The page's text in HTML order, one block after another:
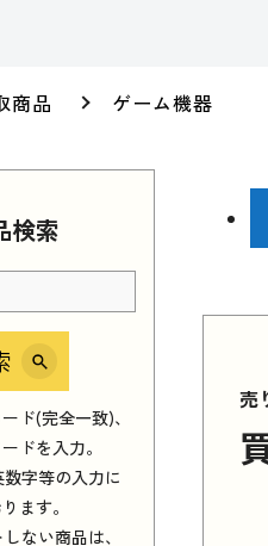
商品 ゲーム機器
検索
ド(完全一致)、
ドを入力。
数字等の入力に
ます。
ない商品は、
売